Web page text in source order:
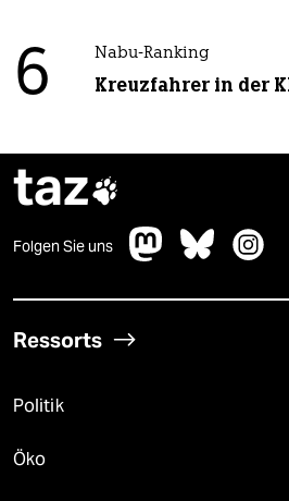
6 Nabu-Ranking
Kreuzfahrer in der
taz
Folgen Sie uns
Ressorts
Politik
Öko